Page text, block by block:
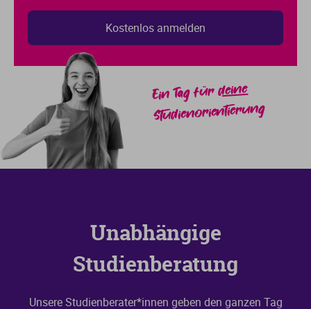
Ein Tag fürdeine
Studienorientierung
Unabhängige
Studienberatung
Unsere Studienberater*innen geben den ganzen Tag